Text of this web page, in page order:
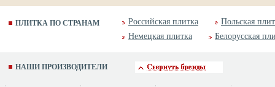
ПЛИТКА ПО СТРАНАМ Российская плитка
Польская
Немецкая плитка
Белорусская
НАШИ ПРОИЗВОДИТЕЛИ